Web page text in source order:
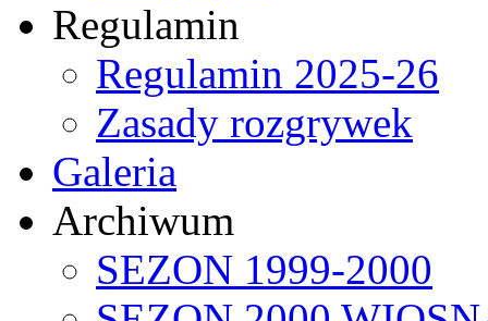
Regulamin
Regulamin 2025-26
Zasady rozgrywek
Galeria
Archiwum
SEZON 1999-2000